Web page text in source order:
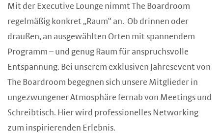
Mit der Executive Lounge nimmt The Boardroom
regelmäßig konkret „Raum“ an. Ob drinnen oder
draußen, an ausgewählten Orten mit spannendem
Programm – und genug Raum für anspruchsvolle
Entspannung. Bei unserem exklusiven Jahresevent von
The Boardroom begegnen sich unsere Mitglieder in
ungezwungener Atmosphäre fernab von Meetings und
Schreibtisch. Hier wird professionelles Networking
zum inspirierenden Erlebnis.